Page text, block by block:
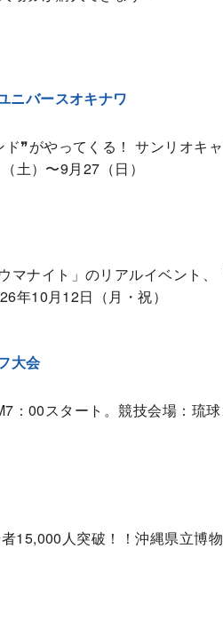
ニバースオキナワ
❞がやってくる！ サンリオキ
土）〜9月27（日）
マナイト」のリアルイベント
年10月12日（月・祝）
大会
：00スタート。競技会場：琉
15,000人突破！！沖縄県立博